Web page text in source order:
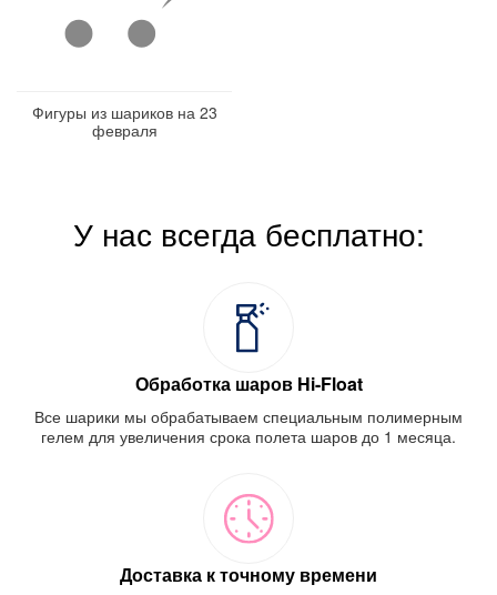
Фигуры из шариков на 23
февраля
У нас всегда бесплатно:
Обработка шаров Hi-Float
Все шарики мы обрабатываем специальным полимерным
гелем для увеличения срока полета шаров до 1 месяца.
Доставка к точному времени